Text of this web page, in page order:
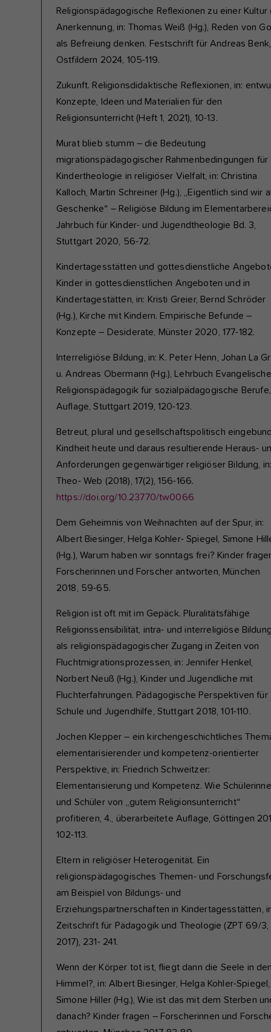
Religionspädagogische Reflexionen zu einer Kultur
Anerkennung, in: Thomas Weiß (Hg.), Reden von
als Befreiung denken. Festschrift für Andreas Benk,
Ostfildern 2024, 105-119.
Zukunft. Religionsdidaktische Reflexionen, in:
Konzepte, Ideen und Materialien für den
Religionsunterricht (Heft 1, 2021), 10-13.
Murat blieb stumm – die Bedeutung
migrationspädagogischer Rahmenbedingungen für
Kindertheologie in religiöser Vielfalt, in: Christina
Kalloch, Martin Schreiner (Hg.), „Eigentlich sind wir
Geschenke“ – Religiöse Bildung im
Jahrbuch für Kinder- und Jugendtheologie Bd. 3,
Stuttgart 2020, 56-72.
Kindertagesstätten und gottesdienstliche
Kinder in gottesdienstlichen Angeboten und in
Kindertagestätten, in: Kristi Greier, Bernd Schröder
(Hg.), Kirche mit Kindern. Empirische Befunde –
Konzepte – Desiderate, Münster 2020, 177-182.
Interreligiöse Bildung, in: K. Peter Henn, Johan La
u. Andreas Obermann (Hg.), Lehrbuch Evangelische
Religionspädagogik für sozialpädagogische
Auflage, Stuttgart 2019, 120-123.
Betreut, plural und gesellschaftspolitisch
Kindheit heute und daraus resultierende Heraus-
Anforderungen gegenwärtiger religiöser Bildung,
Theo- Web (2018), 17(2), 156-166.
https://doi.org/10.23770/tw0066
Dem Geheimnis von Weihnachten auf der Spur, in:
Albert Biesinger, Helga Kohler- Spiegel, Simone
(Hg.), Warum haben wir sonntags frei? Kinder
Forscherinnen und Forscher antworten, München
2018, 59-65.
Religion ist oft mit im Gepäck. Pluralitätsfähige
Religionssensibilität, intra- und interreligiöse
als religionspädagogischer Zugang in Zeiten von
Fluchtmigrationsprozessen, in: Jennifer Henkel,
Norbert Neuß (Hg.), Kinder und Jugendliche mit
Fluchterfahrungen. Pädagogische Perspektiven für
Schule und Jugendhilfe, Stuttgart 2018, 101-110.
Jochen Klepper – ein kirchengeschichtliches
elementarisierender und kompetenz-orientierter
Perspektive, in: Friedrich Schweitzer:
Elementarisierung und Kompetenz. Wie
und Schüler von „gutem Religionsunterricht“
profitieren, 4., überarbeitete Auflage, Göttingen
102-113.
Eltern in religiöser Heterogenität. Ein
religionspädagogisches Themen- und
am Beispiel von Bildungs- und
Erziehungspartnerschaften in Kindertagesstätten,
Zeitschrift für Pädagogik und Theologie (ZPT 69/3,
2017), 231- 241.
Wenn der Körper tot ist, fliegt dann die Seele in
Himmel?, in: Albert Biesinger, Helga Kohler-Spiegel,
Simone Hiller (Hg.), Wie ist das mit dem Sterben
danach? Kinder fragen – Forscherinnen und